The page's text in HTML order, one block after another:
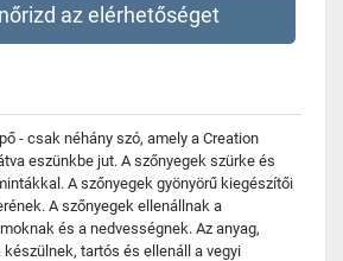
az elérhetőséget
- csak néhány szó, amely a Creation
eszünkbe jut. A szőnyegek szürke és
A szőnyegek gyönyörű kiegészítői
A szőnyegek ellenállnak a
és a nedvességnek. Az anyag,
tartós és ellenáll a vegyi